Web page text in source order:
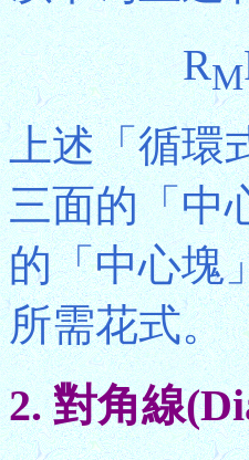
RM
上述「循環
三面的「中
的「中心塊
所需花式。
2. 對角線